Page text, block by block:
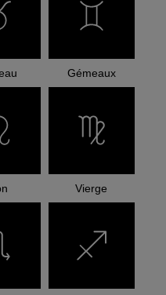
Gémeaux
Vierge